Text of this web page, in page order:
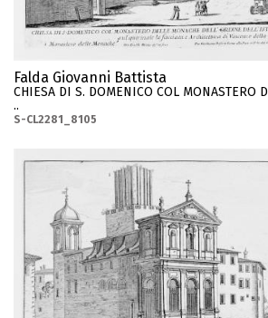
Falda Giovanni Battista
CHIESA DI S. DOMENICO COL MONASTERO
..
S-CL2281_8105